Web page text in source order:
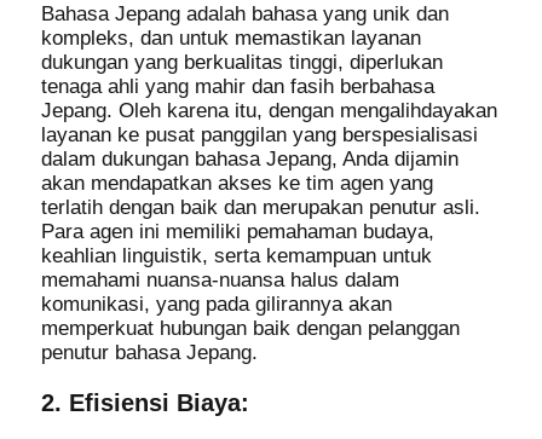
Bahasa Jepang adalah bahasa yang unik dan
kompleks, dan untuk memastikan layanan
dukungan yang berkualitas tinggi, diperlukan
tenaga ahli yang mahir dan fasih berbahasa
Jepang. Oleh karena itu, dengan mengalihdayakan
layanan ke pusat panggilan yang berspesialisasi
dalam dukungan bahasa Jepang, Anda dijamin
akan mendapatkan akses ke tim agen yang
terlatih dengan baik dan merupakan penutur asli.
Para agen ini memiliki pemahaman budaya,
keahlian linguistik, serta kemampuan untuk
memahami nuansa-nuansa halus dalam
komunikasi, yang pada gilirannya akan
memperkuat hubungan baik dengan pelanggan
penutur bahasa Jepang.
2. Efisiensi Biaya: